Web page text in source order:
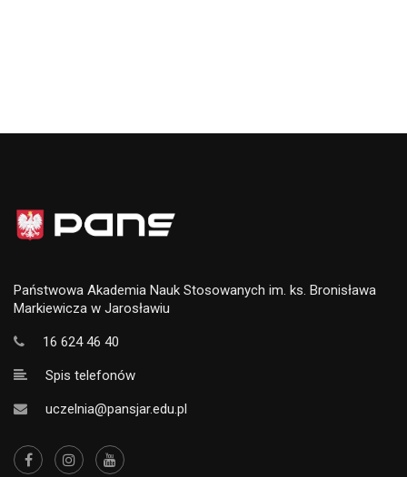
Państwowa Akademia Nauk Stosowanych im. ks. Bronisława
Markiewicza w Jarosławiu
16 624 46 40
Spis telefonów
uczelnia@pansjar.edu.pl